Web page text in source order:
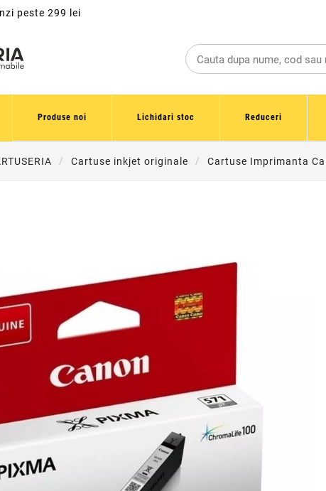
peste 299 lei
Produse noi Lichidari stoc Reduceri
Cartuse inkjet originale Cartuse Imprimanta